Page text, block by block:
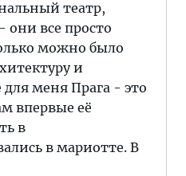
театр,
все просто
можно было
и
меня Прага - это
впервые её
в
в мариотте. В